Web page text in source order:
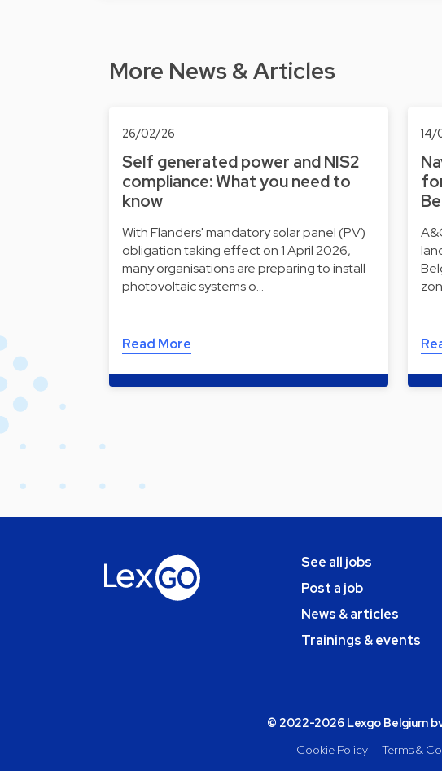
More News & Articles
26/02/26
Self generated power and NIS2
compliance: What you need to
know
With Flanders' mandatory solar panel (PV)
obligation taking effect on 1 April 2026,
many organisations are preparing to install
photovoltaic systems o…
Read More
14/
See all jobs
Post a job
News & articles
Trainings & events
© 2022-2026 Lexgo Belgium
Cookie Policy
Terms &